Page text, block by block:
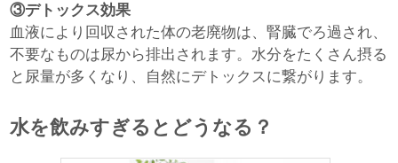
③デトックス効果
血液により回収された体の老廃物は、腎臓でろ過され、
不要なものは尿から排出されます。水分をたくさん摂る
と尿量が多くなり、自然にデトックスに繋がります。
水を飲みすぎるとどうなる？